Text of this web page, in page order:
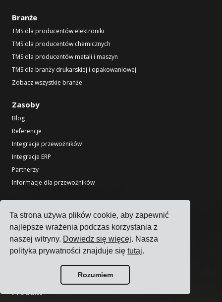
Ta strona używa plików cookie, aby zapewnić
najlepsze wrażenia podczas korzystania z
naszej witryny. Dowiedz się więcej. Nasza
polityka prywatności znajduje siętutaj.
Rozumiem
Branże
TMS dla producentów elektroniki
TMS dla producentów chemicznych
TMS dla producentów metali i maszyn
TMS dla branży drukarskiej i opakowaniowej
Zobacz wszystkie branże
Zasoby
Blog
Referencje
Integracje przewoźników
Integracje ERP
Partnerzy
Informacje dla przewoźników
Kalkulator CO2 dla transportu
Wyszukiwarka świąt państwowych
Kalkulator Incoterms
Generator etykiet wysyłkowych
Kalkulator czasu tranzytu ładunków